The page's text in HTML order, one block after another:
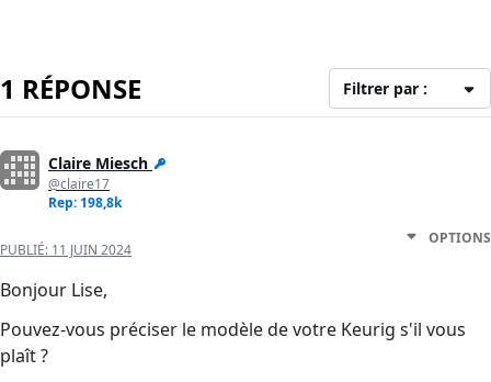
1 RÉPONSE Filtrer par :
Claire Miesch
@claire17
Rep: 198,8k
PUBLIÉ: 11 JUIN 2024
OPTIONS
Bonjour Lise,
Pouvez-vous préciser le modèle de votre Keurig s'il vous
plaît ?